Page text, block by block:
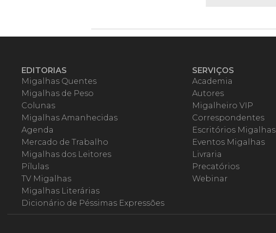
EDITORIAS
Migalhas Quentes
Migalhas de Peso
Colunas
Migalhas Amanhecidas
Agenda
Mercado de Trabalho
Migalhas dos Leitores
Pílulas
TV Migalhas
Migalhas Literárias
Dicionário de Péssimas Expressões
SERVIÇOS
Academia
Autores
Migalheiro VIP
Correspondentes
Escritórios Migalhas
Eventos Migalhas
Livraria
Precatórios
Webinar